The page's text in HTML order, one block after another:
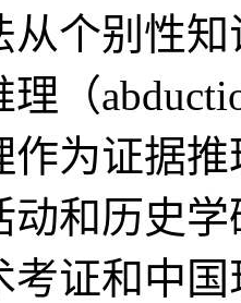
别性知
（
作为证据
动和历史
考证和中